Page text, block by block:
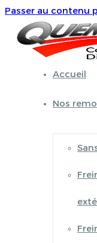
Passer au contenu
Accueil
Nos